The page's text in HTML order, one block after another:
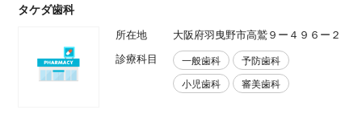
タケダ歯科
所在地
大阪府羽曳野市高鷲９ー４９６ー２
診療科目
一般歯科
予防歯科
小児歯科
審美歯科